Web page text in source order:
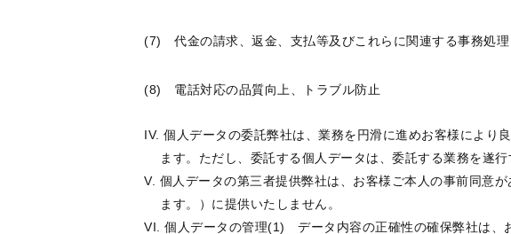
(7) 代金の請求、返金、支払等及びこれらに関連する事務処理
(8) 電話対応の品質向上、トラブル防止
個人データの委託弊社は、業務を円滑に進めお客様により
ます。ただし、委託する個人データは、委託する業務を遂
個人データの第三者提供弊社は、お客様ご本人の事前同意
ます。）に提供いたしません。
個人データの管理(1) データ内容の正確性の確保弊社は、